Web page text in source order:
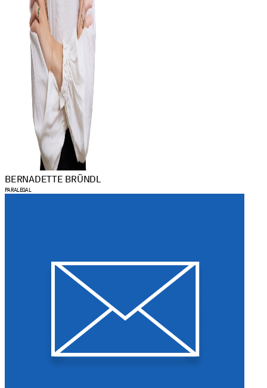
BERNADETTE BRÜNDL
PARALEGAL